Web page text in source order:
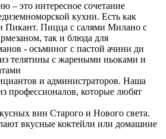
– это интересное сочетание
кухни. Есть как
Пикант. Пицца с салями Милано с
так и блюда для
- осьминог с пастой ачини ди
телятины с жареными ньоками и
и администраторов. Наша
профессионалов, которые любят
вин Старого и Нового света.
вкусные коктейли или домашние